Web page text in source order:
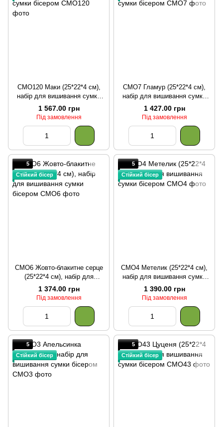
СМО120 Маки (25*22*4 см),
набір для вишивання сумки
бісером
1 567.00 грн
Під замовлення
СМО7 Гламур (25*22*4 см),
набір для вишивання сумки
бісером
1 427.00 грн
Під замовлення
5
Стійкий бісер
СМО6 Жовто-блакитне серце
(25*22*4 см), набір для
вишивання сумки бісером
1 374.00 грн
Під замовлення
5
Стійкий бісер
СМО4 Метелик (25*22*4 см),
набір для вишивання сумки
бісером
1 390.00 грн
Під замовлення
5
Стійкий бісер
5
Стійкий бісер